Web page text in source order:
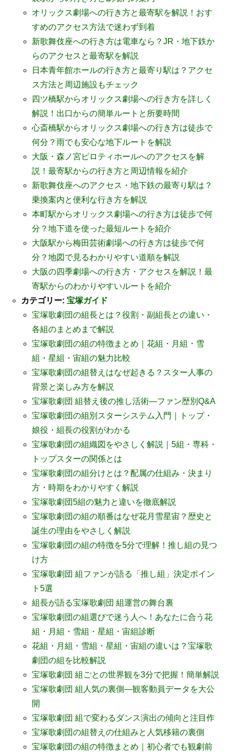
オリックス劇場への行き方と最寄駅を解説！おす
すめのアクセス方法で迷わず到着
新歌舞伎座への行き方は電車なら？JR・地下鉄か
らのアクセスと最寄駅を解説
日本青年館ホールの行き方と最寄り駅は？アクセ
ス方法と周辺施設もチェック
四ツ橋駅からオリックス劇場への行き方を詳しく
解説！出口からの簡単ルートと所要時間
心斎橋駅からオリックス劇場への行き方は徒歩で
何分？雨でも安心な地下ルートを解説
大阪・森ノ宮ピロティホールへのアクセスを解
説！最寄駅からの行き方と周辺情報を紹介
新歌舞伎座へのアクセス・地下鉄の最寄り駅は？
乗換案内と便利な行き方を解説
本町駅からオリックス劇場への行き方は徒歩で何
分？地下道を使った最短ルートを紹介
大阪駅から梅田芸術劇場への行き方は徒歩で何
分？地図で見るわかりやすい道順を解説
大阪の四季劇場への行き方・アクセスを解説！最
寄駅からのわかりやすいルートを紹介
カテゴリー: 宝塚ガイド
宝塚歌劇団の組長とは？役割・副組長との違い・
各組のまとめまで解説
宝塚歌劇団の組の特徴まとめ｜花組・月組・雪
組・星組・宙組の魅力比較
宝塚歌劇団の組替えはなぜ起きる？スター人事の
背景と楽しみ方を解説
宝塚歌劇団 組替え後の推し活術―ファン歴別Q&A
宝塚歌劇団の組別スターシステム入門｜トップ・
娘役・組長の役割がわかる
宝塚歌劇団の組織図をやさしく解説｜5組・専科・
トップスターの関係とは
宝塚歌劇団の組分けとは？配属の仕組み・決まり
方・時期をわかりやすく解説
宝塚歌劇団5組の魅力と違いを徹底解説
宝塚歌劇団の組の順番はなぜ花月雪星宙？歴史と
誕生の理由をやさしく解説
宝塚歌劇団の組の特徴を5分で理解！推し組の見つ
け方
宝塚歌劇団 組ファンが語る「推し組」決定ポイン
ト5選
組長が語る宝塚歌劇団 組運営の舞台裏
宝塚歌劇団の組選びで迷う人へ！あなたに合う花
組・月組・雪組・星組・宙組診断
花組・月組・雪組・星組・宙組の違いは？宝塚歌
劇団の組を比較解説
宝塚歌劇団 組ごとの世界観を3分で把握！簡単解説
宝塚歌劇団 組人気の裏側―観客動員データを大公
開
宝塚歌劇団 組で変わるダンス演出の傾向と注目作
宝塚歌劇団の組替えの仕組みと人気移籍の裏側
宝塚歌劇団の組の特徴まとめ｜初心者でも観劇前